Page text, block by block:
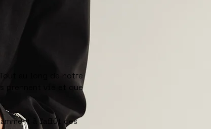
au long de notre
prennent vie et que
à l'affût des